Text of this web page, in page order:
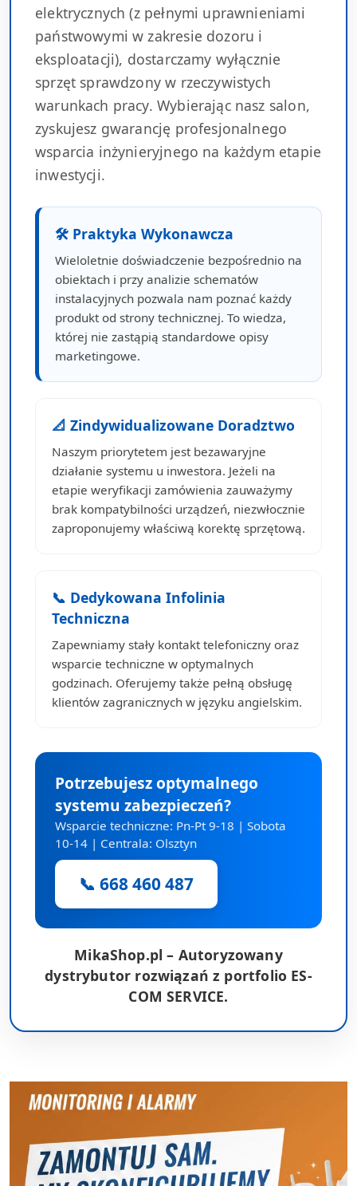
elektrycznych (z pełnymi uprawnieniami
państwowymi w zakresie dozoru i
eksploatacji), dostarczamy wyłącznie
sprzęt sprawdzony w rzeczywistych
warunkach pracy. Wybierając nasz salon,
zyskujesz gwarancję profesjonalnego
wsparcia inżynieryjnego na każdym etapie
inwestycji.
🛠 Praktyka Wykonawcza
Wieloletnie doświadczenie bezpośrednio na
obiektach i przy analizie schematów
instalacyjnych pozwala nam poznać każdy
produkt od strony technicznej. To wiedza,
której nie zastąpią standardowe opisy
marketingowe.
📐 Zindywidualizowane Doradztwo
Naszym priorytetem jest bezawaryjne
działanie systemu u inwestora. Jeżeli na
etapie weryfikacji zamówienia zauważymy
brak kompatybilności urządzeń, niezwłocznie
zaproponujemy właściwą korektę sprzętową.
📞 Dedykowana Infolinia
Techniczna
Zapewniamy stały kontakt telefoniczny oraz
wsparcie techniczne w optymalnych
godzinach. Oferujemy także pełną obsługę
klientów zagranicznych w języku angielskim.
Potrzebujesz optymalnego
systemu zabezpieczeń?
Wsparcie techniczne: Pn-Pt 9-18 | Sobota
10-14 | Centrala: Olsztyn
📞 668 460 487
MikaShop.pl – Autoryzowany
dystrybutor rozwiązań z portfolio ES-
COM SERVICE.